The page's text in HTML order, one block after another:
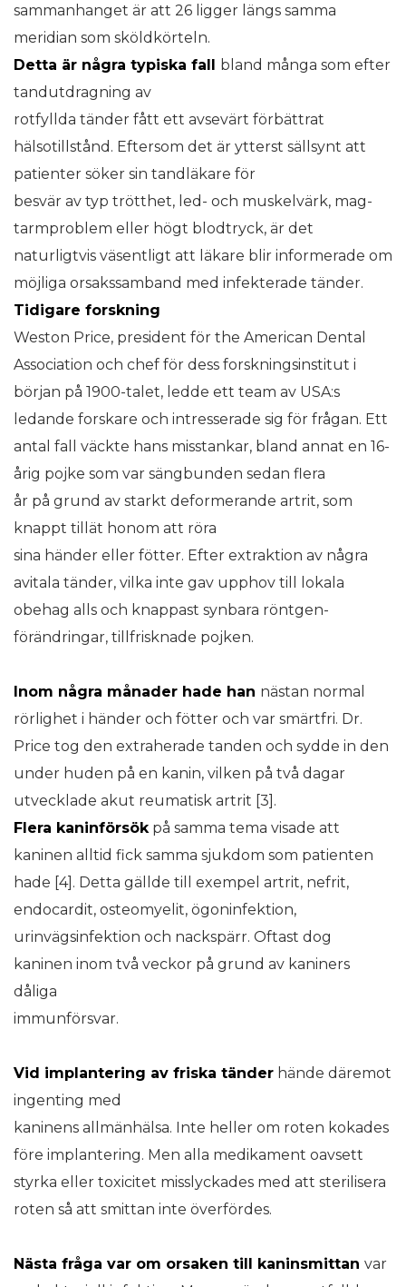
sammanhanget är att 26 ligger längs samma
meridian som sköldkörteln.
Detta är några typiska fall bland många som efter
tandutdragning av
rotfyllda tänder fått ett avsevärt förbättrat
hälsotillstånd. Eftersom det är ytterst sällsynt att
patienter söker sin tandläkare för
besvär av typ trötthet, led- och muskelvärk, mag-
tarmproblem eller högt blodtryck, är det
naturligtvis väsentligt att läkare blir informerade om
möjliga orsakssamband med infekterade tänder.
Tidigare forskning
Weston Price, president för the American Dental
Association och chef för dess forskningsinstitut i
början på 1900-talet, ledde ett team av USA:s
ledande forskare och intresserade sig för frågan. Ett
antal fall väckte hans misstankar, bland annat en 16-
årig pojke som var sängbunden sedan flera
år på grund av starkt deformerande artrit, som
knappt tillät honom att röra
sina händer eller fötter. Efter extraktion av några
avitala tänder, vilka inte gav upphov till lokala
obehag alls och knappast synbara röntgen-
förändringar, tillfrisknade pojken.
Inom några månader hade han nästan normal
rörlighet i händer och fötter och var smärtfri. Dr.
Price tog den extraherade tanden och sydde in den
under huden på en kanin, vilken på två dagar
utvecklade akut reumatisk artrit [3].
Flera kaninförsök på samma tema visade att
kaninen alltid fick samma sjukdom som patienten
hade [4]. Detta gällde till exempel artrit, nefrit,
endocardit, osteomyelit, ögoninfektion,
urinvägsinfektion och nackspärr. Oftast dog
kaninen inom två veckor på grund av kaniners
dåliga
immunförsvar.
Vid implantering av friska tänder hände däremot
ingenting med
kaninens allmänhälsa. Inte heller om roten kokades
före implantering. Men alla medikament oavsett
styrka eller toxicitet misslyckades med att sterilisera
roten så att smittan inte överfördes.
Nästa fråga var om orsaken till kaninsmittan var